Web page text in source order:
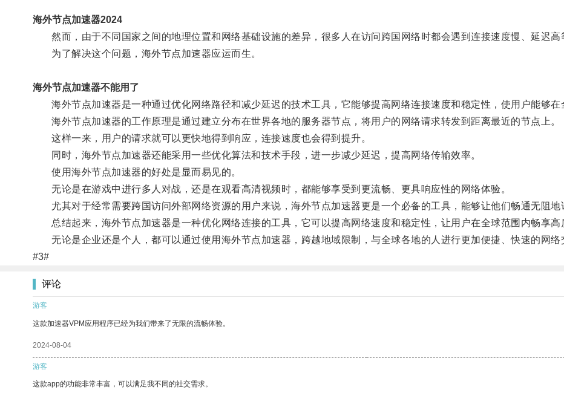
海外节点加速器2024
然而，由于不同国家之间的地理位置和网络基础设施的差异，很多人在访问跨国网络时都会遇到连接速度慢、延迟高
为了解决这个问题，海外节点加速器应运而生。
海外节点加速器不能用了
海外节点加速器是一种通过优化网络路径和减少延迟的技术工具，它能够提高网络连接速度和稳定性，使用户能够在
海外节点加速器的工作原理是通过建立分布在世界各地的服务器节点，将用户的网络请求转发到距离最近的节点上。
这样一来，用户的请求就可以更快地得到响应，连接速度也会得到提升。
同时，海外节点加速器还能采用一些优化算法和技术手段，进一步减少延迟，提高网络传输效率。
使用海外节点加速器的好处是显而易见的。
无论是在游戏中进行多人对战，还是在观看高清视频时，都能够享受到更流畅、更具响应性的网络体验。
尤其对于经常需要跨国访问外部网络资源的用户来说，海外节点加速器更是一个必备的工具，能够让他们畅通无阻地
总结起来，海外节点加速器是一种优化网络连接的工具，它可以提高网络速度和稳定性，让用户在全球范围内畅享高
无论是企业还是个人，都可以通过使用海外节点加速器，跨越地域限制，与全球各地的人进行更加便捷、快速的网络
#3#
评论
游客
这款加速器VPM应用程序已经为我们带来了无限的流畅体验。
2024-08-04
游客
这款app的功能非常丰富，可以满足我不同的社交需求。